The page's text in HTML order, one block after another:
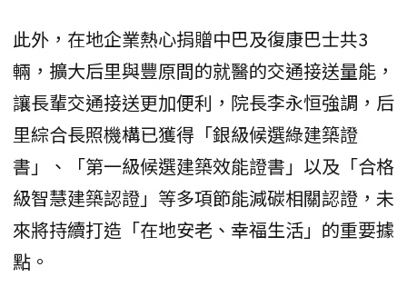
此外，在地企業熱心捐贈中巴及復康巴士共3
輛，擴大后里與豐原間的就醫的交通接送量能，
讓長輩交通接送更加便利，院長李永恒強調，后
里綜合長照機構已獲得「銀級候選綠建築證
書」、「第一級候選建築效能證書」以及「合格
級智慧建築認證」等多項節能減碳相關認證，未
來將持續打造「在地安老、幸福生活」的重要據
點。